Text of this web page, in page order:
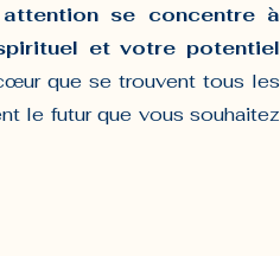
se concentre à
et votre potentiel
que se trouvent tous les
le futur que vous souhaitez